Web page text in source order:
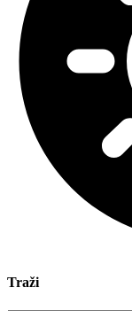
Traži